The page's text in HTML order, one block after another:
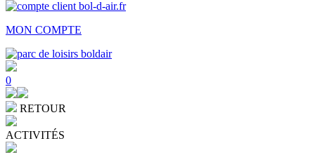
MON COMPTE
0
RETOUR
ACTIVITÉS